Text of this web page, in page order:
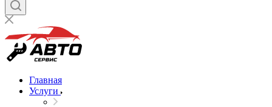
Главная
Услуги